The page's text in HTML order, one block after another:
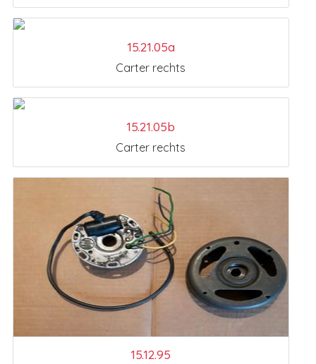
15.21.05a
Carter rechts
15.21.05b
Carter rechts
15.12.95